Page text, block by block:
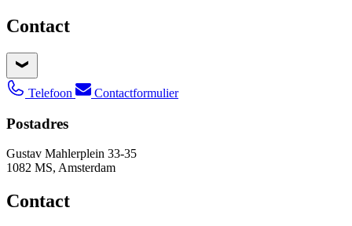
Contact
Telefoon Contactformulier
Postadres
Gustav Mahlerplein 33-35
1082 MS, Amsterdam
Contact